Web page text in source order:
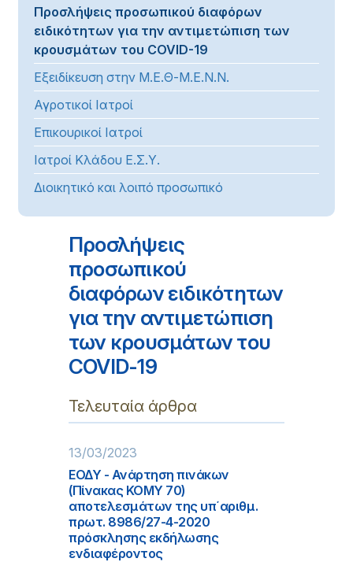
Προσλήψεις προσωπικού διαφόρων
ειδικότητων για την αντιμετώπιση των
κρουσμάτων του COVID-19
Εξειδίκευση στην Μ.Ε.Θ-Μ.Ε.Ν.Ν.
Αγροτικοί Ιατροί
Επικουρικοί Ιατροί
Ιατροί Κλάδου Ε.Σ.Υ.
Διοικητικό και λοιπό προσωπικό
Προσλήψεις
προσωπικού
διαφόρων ειδικότητων
για την αντιμετώπιση
των κρουσμάτων του
COVID-19
Τελευταία άρθρα
13/03/2023
ΕΟΔΥ - Ανάρτηση πινάκων
(Πίνακας ΚΟΜΥ 70)
αποτελεσμάτων της υπ΄αριθμ.
πρωτ. 8986/27-4-2020
πρόσκλησης εκδήλωσης
ενδιαφέροντος